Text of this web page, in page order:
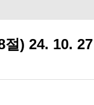
) 24. 10. 27